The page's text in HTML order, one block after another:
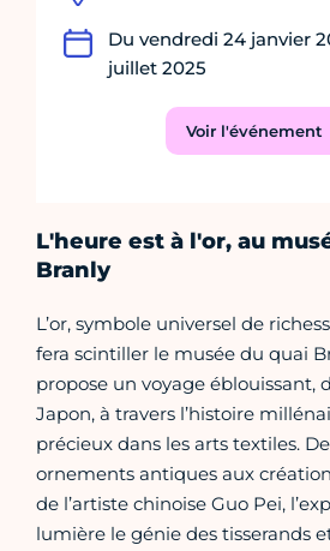
Du vendredi 24 janvier
juillet 2025
Voir l'événement
L'heure est à l'or, au
Branly
L’or, symbole universel de
fera scintiller le musée du quai
propose un voyage éblouissant,
Japon, à travers l’histoire
précieux dans les arts textiles.
ornements antiques aux
de l’artiste chinoise Guo Pei,
lumière le génie des tisserands